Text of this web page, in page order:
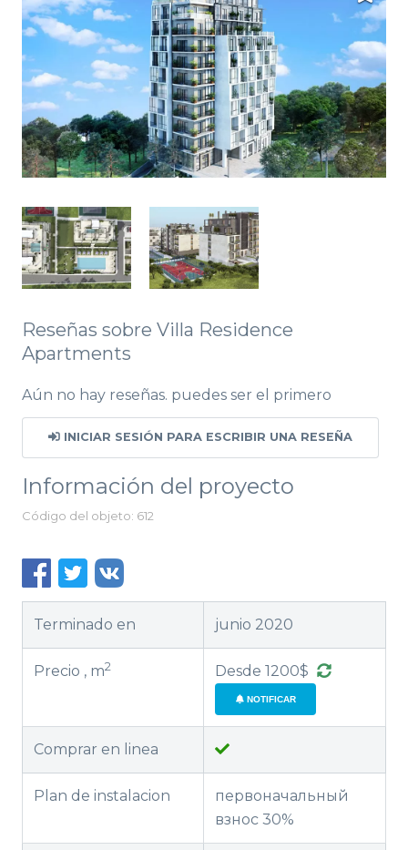
Reseñas sobre Villa Residence
Apartments
Aún no hay reseñas. puedes ser el primero
INICIAR SESIÓN PARA ESCRIBIR UNA RESEÑA
Información del proyecto
Código del objeto: 612
Terminado en junio 2020
Precio , m2 Desde 1200$
NOTIFICAR
Comprar en linea
Plan de instalacion
первоначальный
взнос 30%